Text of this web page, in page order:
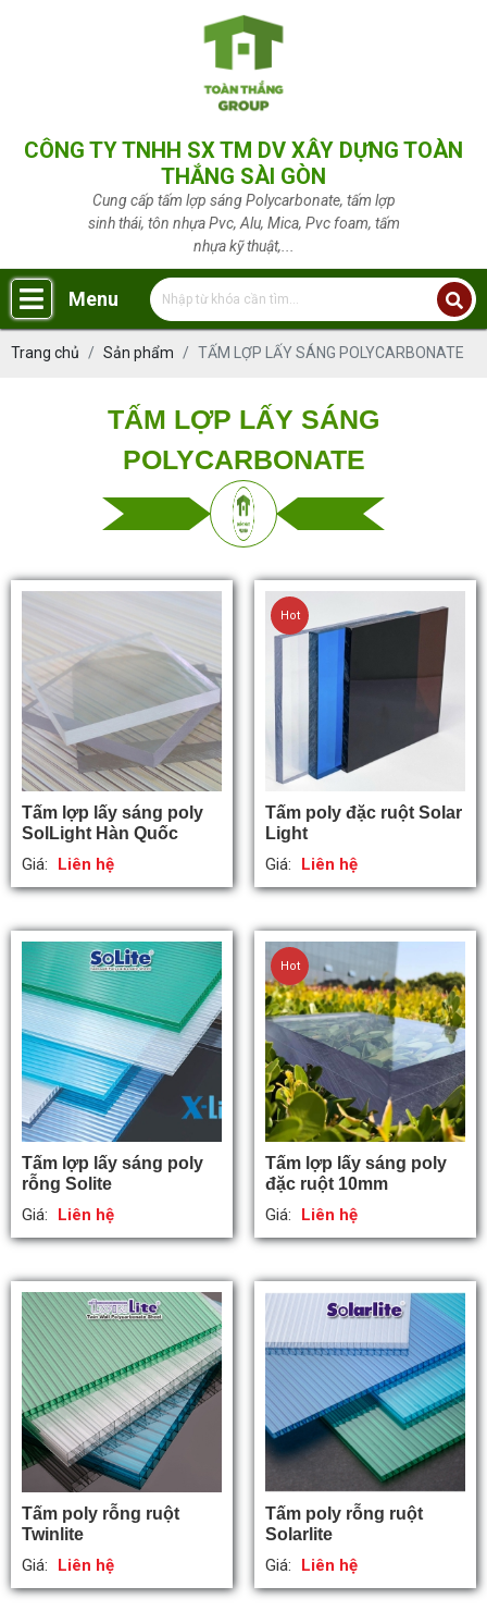
CÔNG TY TNHH SX TM DV XÂY DỰNG TOÀN
THẮNG SÀI GÒN
Cung cấp tấm lợp sáng Polycarbonate, tấm lợp
sinh thái, tôn nhựa Pvc, Alu, Mica, Pvc foam, tấm
nhựa kỹ thuật,...
Menu
Trang chủ Sản phẩm TẤM LỢP LẤY SÁNG POLYCARBONATE
TẤM LỢP LẤY SÁNG
POLYCARBONATE
Tấm lợp lấy sáng poly
SolLight Hàn Quốc
Giá: Liên hệ
Tấm poly đặc ruột Solar
Light
Giá: Liên hệ
Hot
Tấm lợp lấy sáng poly
rỗng Solite
Giá: Liên hệ
Tấm lợp lấy sáng poly
đặc ruột 10mm
Giá: Liên hệ
Hot
Tấm poly rỗng ruột
Twinlite
Giá: Liên hệ
Tấm poly rỗng ruột
Solarlite
Giá: Liên hệ